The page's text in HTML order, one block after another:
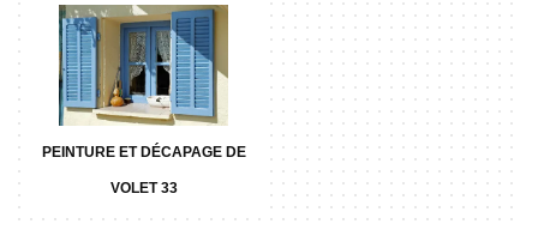
PEINTURE ET DÉCAPAGE DE
VOLET 33